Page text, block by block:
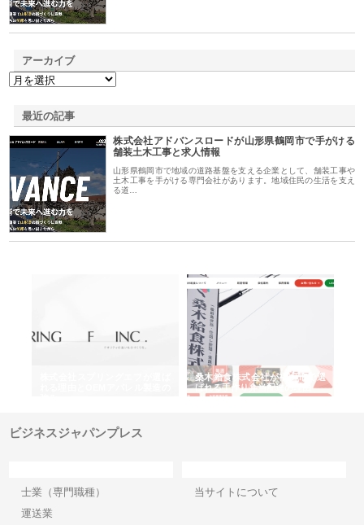
アーカイブ
最近の記事
株式会社アドバンスロードが山形県鶴岡市で手がける
舗装土木工事と求人情報
山形県鶴岡市で地域の道路基盤を支える企業として、舗装工事や
土木工事を手がける専門会社があります。地域住民の生活を支え
る道…
桑木給食株式会社が福山市で選
ばれる手作り弁当配達の理由
ビジネスジャパンプレス
士業（専門職種）
運送業
当サイトについて